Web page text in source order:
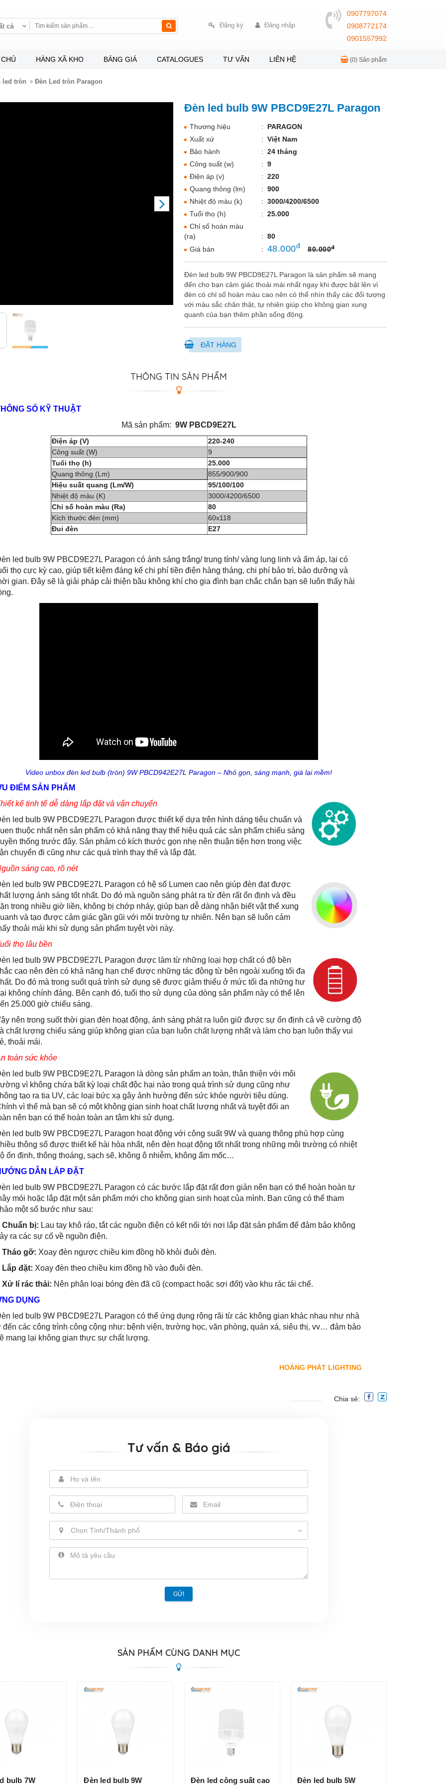
cả Đăng ký Đăng nhập
0907797074
0908772174
0901557992
HÀNG XÃ KHO BẢNG GIÁ CATALOGUES TƯ VẤN LIÊN HỆ (0) Sản phẩm
led tròn Đèn Led tròn Paragon
NEXT
Đèn led bulb 9W PBCD9E27L Paragon
Thương hiệu : PARAGON
Xuất xứ
: Việt Nam
Bảo hành
: 24 tháng
Công suất (w)
: 9
Điện áp (v)
: 220
Quang thông (lm)
: 900
Nhiệt độ màu (k)
: 3000/4200/6500
Tuổi thọ (h)
: 25.000
Chỉ số hoàn màu
(ra)
: 80
Giá bán
: 48.000đ 80.000đ
Đèn led bulb 9W PBCD9E27L Paragon là sản phẩm sẽ mang
đến cho bạn cảm giác thoải mái nhất ngay khi được bật lên vì
đèn có chỉ số hoàn màu cao nên có thể nhìn thấy các đối tượng
với màu sắc chân thật, tự nhiên giúp cho không gian xung
quanh của bạn thêm phần sống động.
ĐẶT HÀNG
THÔNG TIN SẢN PHẨM
SỐ KỸ THUẬT
Mã sản phẩm: 9W PBCD9E27L
Điện áp (V)
220-240
Công suất (W)
9
Tuổi thọ (h)
25.000
Quang thông (Lm)
855/900/900
Hiệu suất quang (Lm/W)
95/100/100
Nhiệt độ màu (K)
3000/4200/6500
Chỉ số hoàn màu (Ra)
80
Kích thước đèn (mm)
60x118
Đui đèn
E27
led bulb 9W PBCD9E27L Paragon có ánh sáng trắng/ trung tính/ vàng lung linh và ấm áp, lại có
thọ cực kỳ cao, giúp tiết kiệm đáng kể chi phí tiền điện hàng tháng, chi phí bảo trì, bảo dưỡng và
gian. Đây sẽ là giải pháp cải thiện bầu không khí cho gia đình bạn chắc chắn bạn sẽ luôn thấy hài
Video unbox đèn led bulb (tròn) 9W PBCD942E27L Paragon – Nhỏ gọn, sáng mạnh, giá lại mềm!
ĐIỂM SẢN PHẨM
kế tinh tế dễ dàng lắp đặt và vận chuyển
led bulb 9W PBCD9E27L Paragon được thiết kế dựa trên hình dáng tiêu chuẩn và
thuộc nhất nên sản phẩm có khả năng thay thế hiệu quả các sản phẩm chiếu sáng
thống trước đây. Sản phảm có kích thước gọn nhẹ nên thuận tiện hơn trong việc
chuyển đi cũng như các quá trình thay thế và lắp đặt.
sáng cao, rõ nét
led bulb 9W PBCD9E27L Paragon có hệ số Lumen cao nên giúp đèn đạt được
lượng ánh sáng tốt nhất. Do đó mà nguồn sáng phát ra từ đèn rất ổn định và đều
trong nhiều giờ liền, không bị chớp nháy, giúp bạn dễ dàng nhận biết vật thể xung
và tạo được cảm giác gần gũi với môi trường tự nhiên. Nên bạn sẽ luôn cảm
thoải mái khi sử dụng sản phẩm tuyệt vời này.
thọ lâu bền
led bulb 9W PBCD9E27L Paragon được làm từ những loại hợp chất có độ bền
cao nên đèn có khả năng hạn chế được những tác động từ bên ngoài xuống tối đa
Do đó mà trong suốt quá trình sử dụng sẽ được giảm thiểu ở mức tối đa những hư
không chính đáng. Bên cạnh đó, tuổi thọ sử dụng của dòng sản phẩm này có thể lên
25.000 giờ chiếu sáng.
nên trong suốt thời gian đèn hoạt động, ánh sáng phát ra luôn giữ được sự ổn định cả về cường độ
chất lượng chiếu sáng giúp không gian của bạn luôn chất lượng nhất và làm cho bạn luôn thấy vui
thoải mái.
toàn sức khỏe
led bulb 9W PBCD9E27L Paragon là dòng sản phẩm an toàn, thân thiện với môi
vì không chứa bất kỳ loại chất độc hại nào trong quá trình sử dụng cũng như
tạo ra tia UV, các loại bức xạ gây ảnh hưởng đến sức khỏe người tiêu dùng.
vì thế mà bạn sẽ có một không gian sinh hoạt chất lượng nhất và tuyệt đối an
nên bạn có thể hoàn toàn an tâm khi sử dụng.
led bulb 9W PBCD9E27L Paragon hoạt động với công suất 9W và quang thông phù hợp cùng
thông số được thiết kế hài hòa nhất, nên đèn hoạt động tốt nhất trong những môi trường có nhiệt
ổn định, thông thoáng, sạch sẽ, không ô nhiễm, không ẩm mốc…
DẪN LẮP ĐẶT
led bulb 9W PBCD9E27L Paragon có các bước lắp đặt rất đơn giản nên bạn có thể hoàn hoàn tự
mói hoặc lắp đặt một sản phẩm mới cho không gian sinh hoạt của mình. Bạn cũng có thể tham
một số bước như sau:
Chuẩn bị: Lau tay khô ráo, tắt các nguồn điện có kết nối tới nơi lắp đặt sản phẩm để đảm bảo không
ra các sự cố về nguồn điện.
Tháo gỡ: Xoay đèn ngược chiều kim đồng hồ khỏi đuôi đèn.
Lắp đặt: Xoay đèn theo chiều kim đồng hồ vào đuôi đèn.
Xử lí rác thải: Nên phân loại bóng đèn đã cũ (compact hoặc sợi đốt) vào khu rác tái chế.
DỤNG
led bulb 9W PBCD9E27L Paragon có thể ứng dụng rộng rãi từ các không gian khác nhau như nhà
đến các công trình công cộng như: bệnh viện, trường học, văn phòng, quán xá, siêu thị, vv… đảm bảo
mang lại không gian thực sự chất lượng.
HOÀNG PHÁT LIGHTING
Chia sẻ:
Tư vấn & Báo giá
Chọn Tỉnh/Thành phố
GỬI
SẢN PHẨM CÙNG DANH MỤC
bulb 7W Đèn led bulb 9W Đèn led công suất cao Đèn led bulb 5W